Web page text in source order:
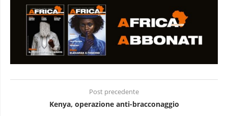
Post precedente
Kenya, operazione anti-bracconaggio